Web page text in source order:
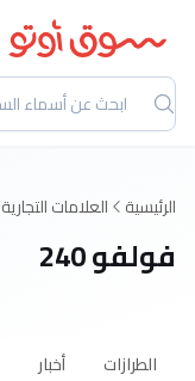
الرئيسية العلامات التجارية
فولفو 240
الطرازات أخبار